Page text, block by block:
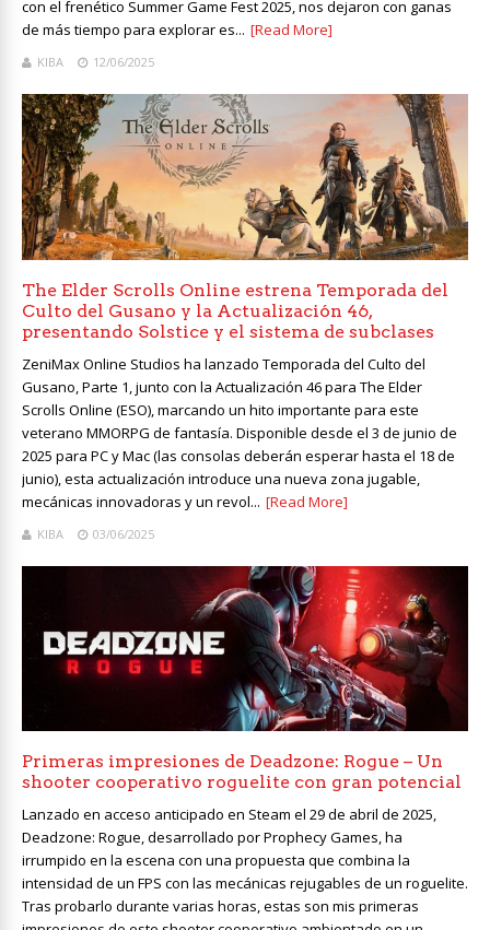
con el frenético Summer Game Fest 2025, nos dejaron con ganas
de más tiempo para explorar es... [Read More]
KIBA 12/06/2025
The Elder Scrolls Online estrena Temporada del
Culto del Gusano y la Actualización 46,
presentando Solstice y el sistema de subclases
ZeniMax Online Studios ha lanzado Temporada del Culto del
Gusano, Parte 1, junto con la Actualización 46 para The Elder
Scrolls Online (ESO), marcando un hito importante para este
veterano MMORPG de fantasía. Disponible desde el 3 de junio de
2025 para PC y Mac (las consolas deberán esperar hasta el 18 de
junio), esta actualización introduce una nueva zona jugable,
mecánicas innovadoras y un revol... [Read More]
KIBA 03/06/2025
Primeras impresiones de Deadzone: Rogue – Un
shooter cooperativo roguelite con gran potencial
Lanzado en acceso anticipado en Steam el 29 de abril de 2025,
Deadzone: Rogue, desarrollado por Prophecy Games, ha
irrumpido en la escena con una propuesta que combina la
intensidad de un FPS con las mecánicas rejugables de un roguelite.
Tras probarlo durante varias horas, estas son mis primeras